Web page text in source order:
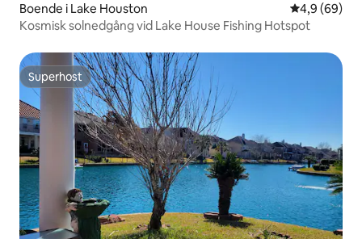
Boende i Lake Houston 4,9 av 5 i
4,9 (69)
Kosmisk solnedgång vid Lake House Fishing Hotspot
Superhost
Superhost